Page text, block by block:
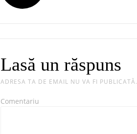
Lasă un răspuns
ADRESA TA DE EMAIL NU VA FI PUBLICATĂ.
Comentariu